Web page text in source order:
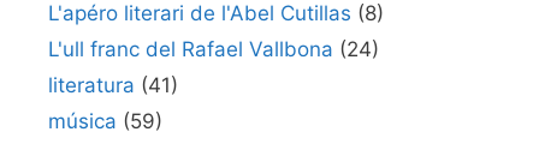
L'apéro literari de l'Abel Cutillas (8)
L'ull franc del Rafael Vallbona (24)
literatura (41)
música (59)